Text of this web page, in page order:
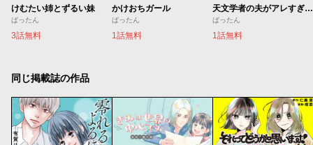
けむたい姉とずるい妹
ばったん
3話無料
かけおちガール
ばったん
1話無料
天文学者の夫がアレすぎてしんどい。
ばったん
1話無料
同じ掲載誌の作品